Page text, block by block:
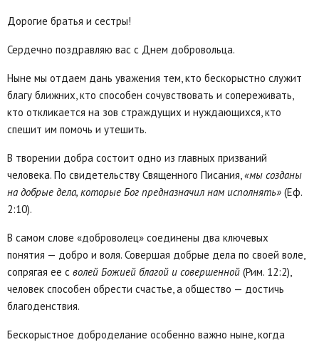
Дорогие братья и сестры!
Сердечно поздравляю вас с Днем добровольца.
Ныне мы отдаем дань уважения тем, кто бескорыстно служит
благу ближних, кто способен сочувствовать и сопереживать,
кто откликается на зов страждущих и нуждающихся, кто
спешит им помочь и утешить.
В творении добра состоит одно из главных призваний
человека. По свидетельству Священного Писания, «мы созданы
на добрые дела, которые Бог предназначил нам исполнять» (Еф.
2:10).
В самом слове «доброволец» соединены два ключевых
понятия — добро и воля. Совершая добрые дела по своей воле,
сопрягая ее с волей Божией благой и совершенной (Рим. 12:2),
человек способен обрести счастье, а общество — достичь
благоденствия.
Бескорыстное доброделание особенно важно ныне, когда